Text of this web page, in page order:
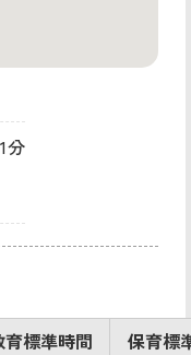
分
育標準時間
保育標